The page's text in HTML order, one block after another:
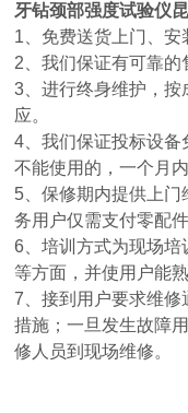
牙钻颈部强度试验仪
1、免费送货上门、安
2、我们保证有可靠的
3、进行终身维护，
应。
4、我们保证投标设
不能使用的，一个月
5、保修期内提供上
务用户仅需支付零配件
6、培训方式为现场
等方面，并使用户能
7、接到用户要求维
措施；一旦发生故障
修人员到现场维修。